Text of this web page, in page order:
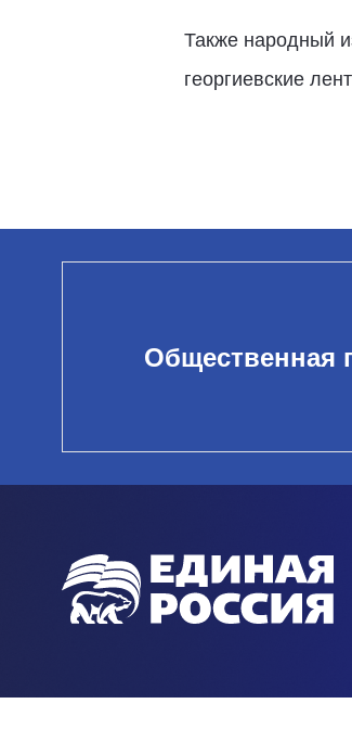
Также народный
георгиевские
Общественная